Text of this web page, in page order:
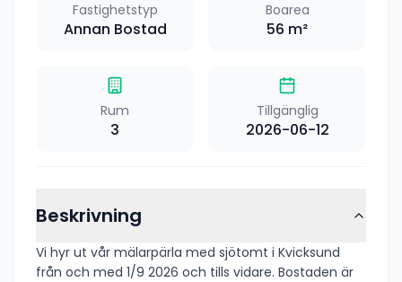
Fastighetstyp
Annan Bostad
Boarea
56 m²
Rum
3
Tillgänglig
2026-06-12
Beskrivning
Vi hyr ut vår mälarpärla med sjötomt i Kvicksund
från och med 1/9 2026 och tills vidare. Bostaden är